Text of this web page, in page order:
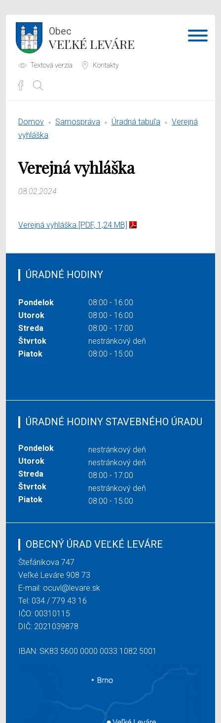
Obec
VEĽKÉ LEVÁRE
Textová verzia Kontakty
Samospráva
Domov Samospráva Úradná tabuľa
Verejná
vyhláška
Verejná vyhláška
08.02.2024
Verejná vyhláška [PDF, 1,24 MB]
ÚRADNÉ HODINY
Pondelok
08:00 - 16:00
Utorok
08:00 - 16:00
Streda
08:00 - 17:00
Štvrtok
nestránkový deň
Piatok
08:00 - 15:00
ÚRADNÉ HODINY STAVEBNÉHO ÚRADU
Pondelok
nestránkový deň
Utorok
nestránkový deň
Streda
08:00 - 17:00
Štvrtok
nestránkový deň
Piatok
08:00 - 15:00
OBECNÝ ÚRAD VEĽKÉ LEVÁRE
Štefánikova 747
Veľké Leváre 908 73
E-mail: ocuvl@levare.sk
Tel: 034 / 779 43 16
IČO: 00310115
DIČ: 2021039878
IBAN: SK83 5600 0000 0033 1082 5001